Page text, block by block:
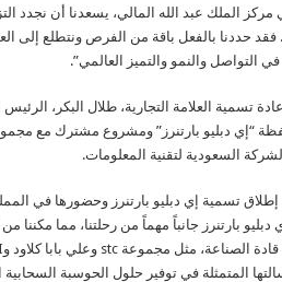
مركز الملك عبد الله المالي، يسعدنا أن نجدد
حددنا بالفعل باقة من الفرص ونتطلع إلى
التواصل والنمو والتميز العالمي”.
تسمية العلامة التجارية، طلال البكر،
السعودية لتقنية المعلومات.
إطلاق تسمية إي دبليو بارتنرز وحضورها في
بارتنرز جانباً مهماً من رحلتنا، مما مكننا
المتمثلة في توفير حلول الحوسبة السحابية